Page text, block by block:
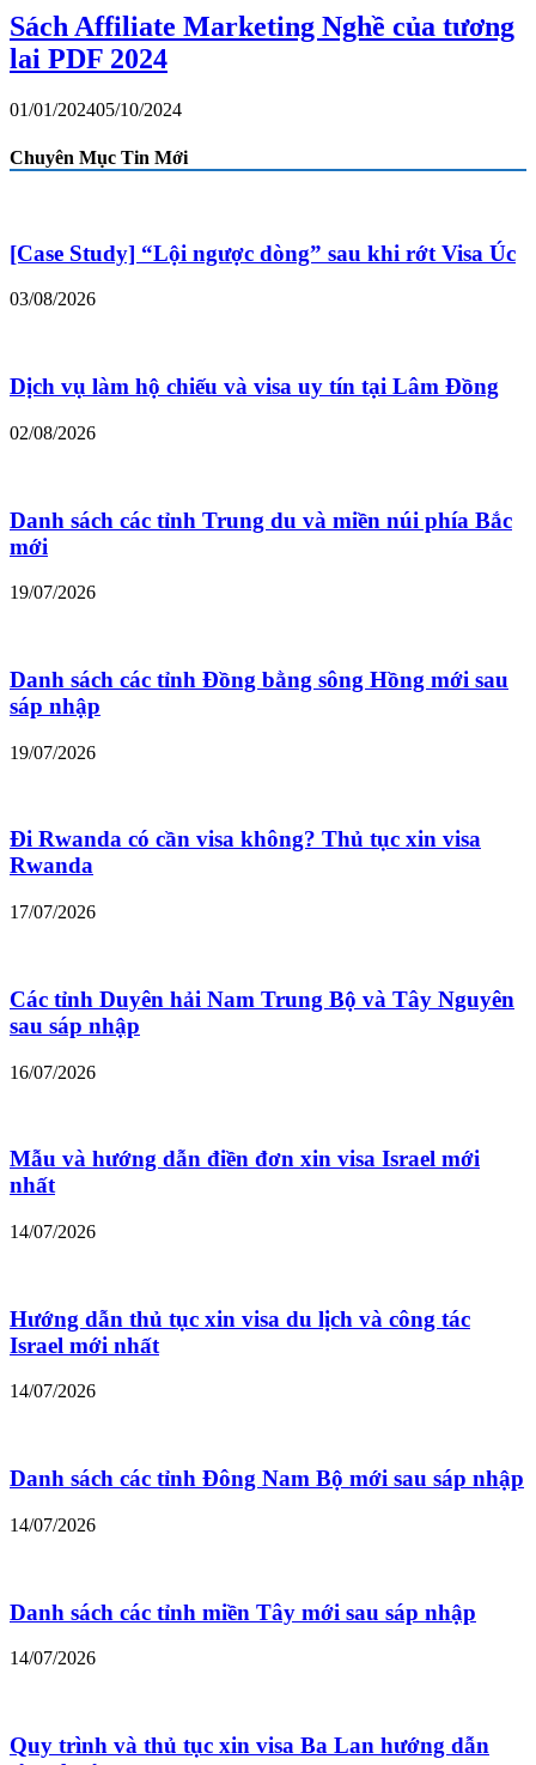
Sách Affiliate Marketing Nghề của tương
lai PDF 2024
01/01/202405/10/2024
Chuyên Mục Tin Mới
[Case Study] “Lội ngược dòng” sau khi rớt Visa Úc
03/08/2026
Dịch vụ làm hộ chiếu và visa uy tín tại Lâm Đồng
02/08/2026
Danh sách các tỉnh Trung du và miền núi phía Bắc
mới
19/07/2026
Danh sách các tỉnh Đồng bằng sông Hồng mới sau
sáp nhập
19/07/2026
Đi Rwanda có cần visa không? Thủ tục xin visa
Rwanda
17/07/2026
Các tỉnh Duyên hải Nam Trung Bộ và Tây Nguyên
sau sáp nhập
16/07/2026
Mẫu và hướng dẫn điền đơn xin visa Israel mới
nhất
14/07/2026
Hướng dẫn thủ tục xin visa du lịch và công tác
Israel mới nhất
14/07/2026
Danh sách các tỉnh Đông Nam Bộ mới sau sáp nhập
14/07/2026
Danh sách các tỉnh miền Tây mới sau sáp nhập
14/07/2026
Quy trình và thủ tục xin visa Ba Lan hướng dẫn